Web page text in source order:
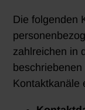
Die folgenden
zahlreichen in
Kontaktkanäle